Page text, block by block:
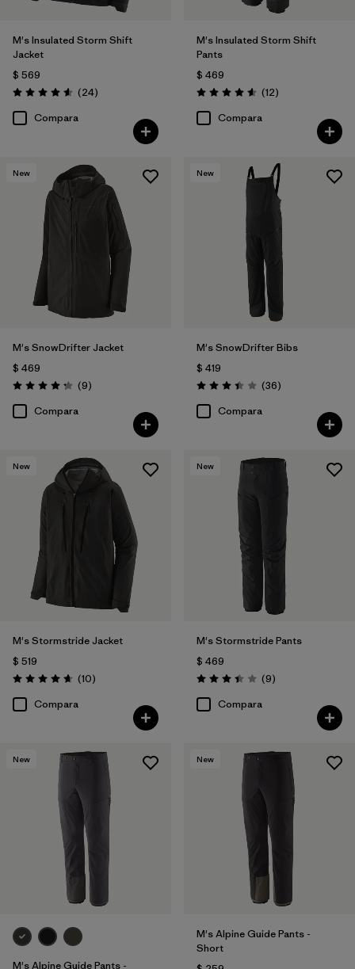
M's Insulated Storm Shift
Jacket
$ 569
Valoración: 4.6 / 5
(24Comentarios
)
Compara
M's Insulated Storm Shift
Pants
$ 469
Valoración: 4.6 / 5
(12Comentarios
)
Compara
New
M's SnowDrifter Jacket
$ 469
Valoración: 4.2 / 5
(9Comentarios
)
Compara
New
M's SnowDrifter Bibs
$ 419
Valoración: 3.4 / 5
(36Comentarios
)
Compara
New
M's Stormstride Jacket
$ 519
Valoración: 4.7 / 5
(10Comentarios
)
Compara
New
M's Stormstride Pants
$ 469
Valoración: 3.4 / 5
(9Comentarios
)
Compara
New
M's Alpine Guide Pants -
New
M's Alpine Guide Pants -
Short